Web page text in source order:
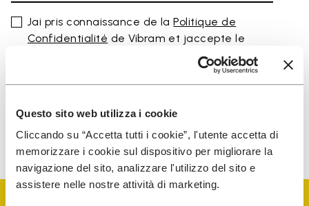
Questo sito web utilizza i cookie
Cliccando su “Accetta tutti i cookie”, l'utente accetta di
memorizzare i cookie sul dispositivo per migliorare la
navigazione del sito, analizzare l'utilizzo del sito e
assistere nelle nostre attività di marketing.
Jai pris connaissance de laPolitique de
Confidentialité de Vibram et jaccepte le
traitement de mes données personnelles afin de
recevoir des communications personnalisées
Pour savoir comment nous traitons vos données, veuillez
consulter notre Politique de confidentialité. Vous pouvez vous
désinscrire à tout moment.